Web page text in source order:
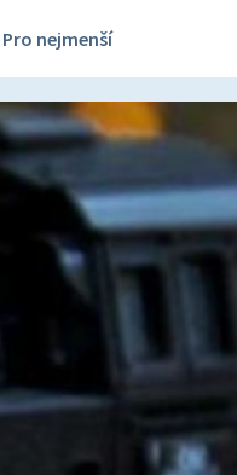
Pro nejmenší